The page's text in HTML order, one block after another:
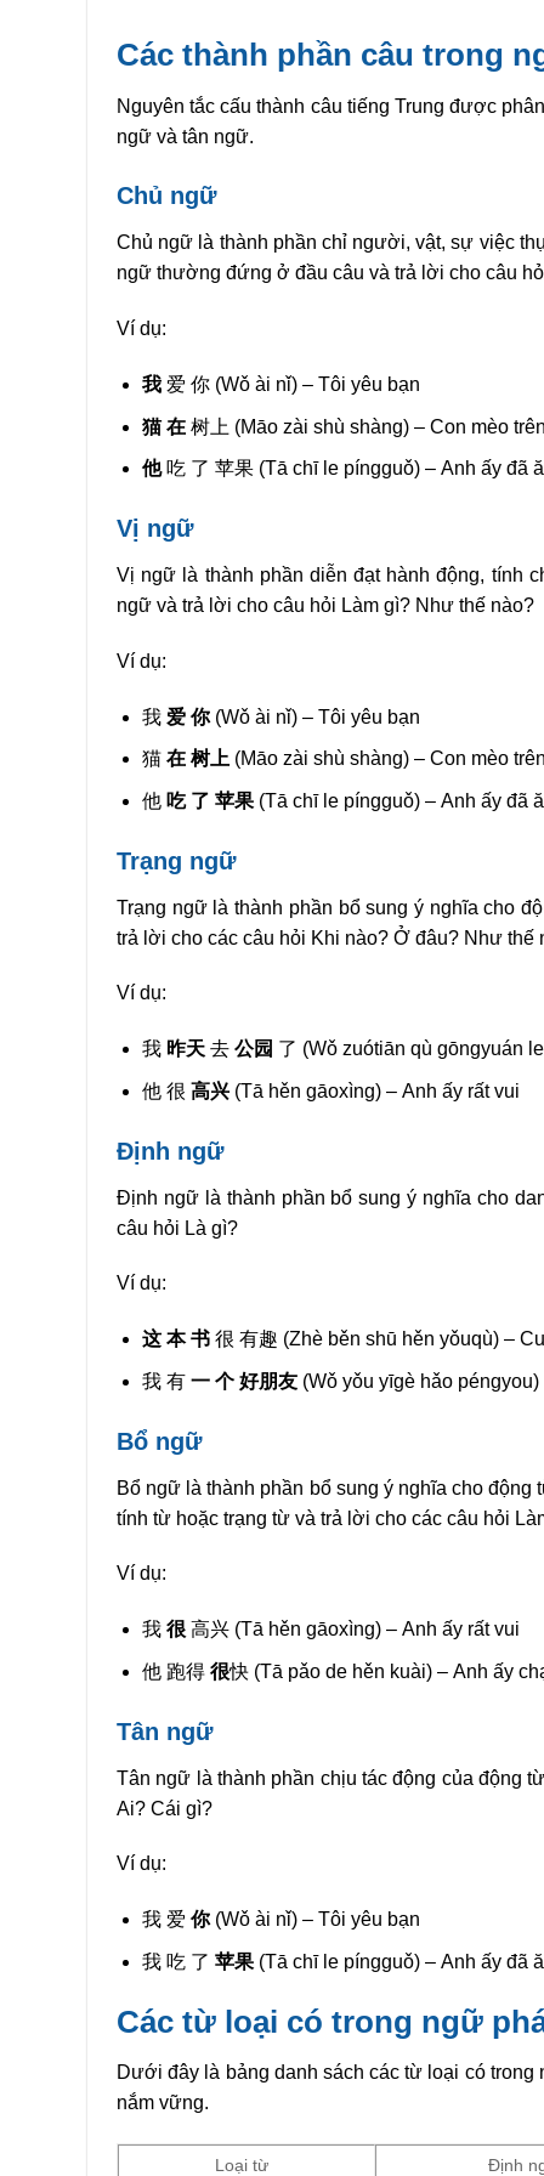
Các thành phần câu trong
Nguyên tắc cấu thành câu tiếng Trung được
ngữ và tân ngữ.
Chủ ngữ
Chủ ngữ là thành phần chỉ người, vật, sự việc
ngữ thường đứng ở đầu câu và trả lời cho câu
Ví dụ:
我爱 你 (Wǒ ài nǐ) – Tôi yêu bạn
猫 在 树上 (Māo zài shù shàng) – Con mèo
他吃 了 苹果 (Tā chī le píngguǒ) – Anh ấy đã
Vị ngữ
Vị ngữ là thành phần diễn đạt hành động, tính
ngữ và trả lời cho câu hỏi Làm gì? Như thế nào?
Ví dụ:
我 爱 你(Wǒ ài nǐ) – Tôi yêu bạn
猫 在 树上 (Māo zài shù shàng) – Con mèo
他 吃 了 苹果(Tā chī le píngguǒ) – Anh ấy đã
Trạng ngữ
Trạng ngữ là thành phần bổ sung ý nghĩa cho
trả lời cho các câu hỏi Khi nào? Ở đâu? Như thế
Ví dụ:
我 昨天去 公园 了 (Wǒ zuótiān qù gōngyuán
他 很 高兴(Tā hěn gāoxìng) – Anh ấy rất vui
Định ngữ
Định ngữ là thành phần bổ sung ý nghĩa cho
câu hỏi Là gì?
Ví dụ:
这 本 书很 有趣 (Zhè běn shū hěn yǒuqù) –
我 有 一 个 好朋友(Wǒ yǒu yīgè hǎo
Bổ ngữ
Bổ ngữ là thành phần bổ sung ý nghĩa cho
tính từ hoặc trạng từ và trả lời cho các câu hỏi
Ví dụ:
我 很高兴 (Tā hěn gāoxìng) – Anh ấy rất vui
他 跑得 很快 (Tā pǎo de hěn kuài) – Anh ấy
Tân ngữ
Tân ngữ là thành phần chịu tác động của động
Ai? Cái gì?
Ví dụ:
我 爱 你(Wǒ ài nǐ) – Tôi yêu bạn
我 吃 了 苹果(Tā chī le píngguǒ) – Anh ấy đã
Các từ loại có trong ngữ
Dưới đây là bảng danh sách các từ loại có
nắm vững.
Loại từ Định